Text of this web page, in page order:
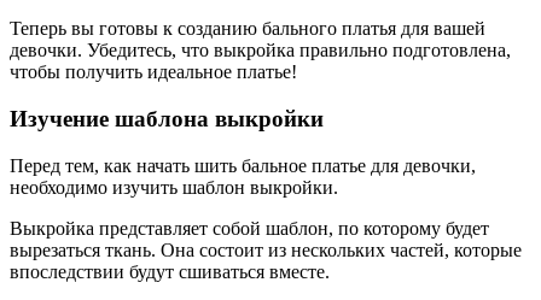
Теперь вы готовы к созданию бального платья для вашей
девочки. Убедитесь, что выкройка правильно подготовлена,
чтобы получить идеальное платье!
Изучение шаблона выкройки
Перед тем, как начать шить бальное платье для девочки,
необходимо изучить шаблон выкройки.
Выкройка представляет собой шаблон, по которому будет
вырезаться ткань. Она состоит из нескольких частей, которые
впоследствии будут сшиваться вместе.